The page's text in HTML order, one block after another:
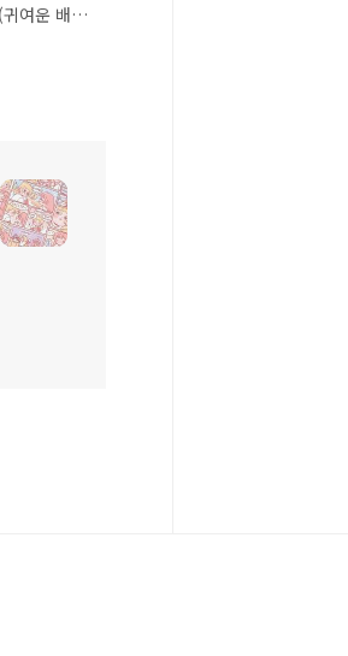
이까짓 상처쯤 (귀여운 배경화면 다운로드)